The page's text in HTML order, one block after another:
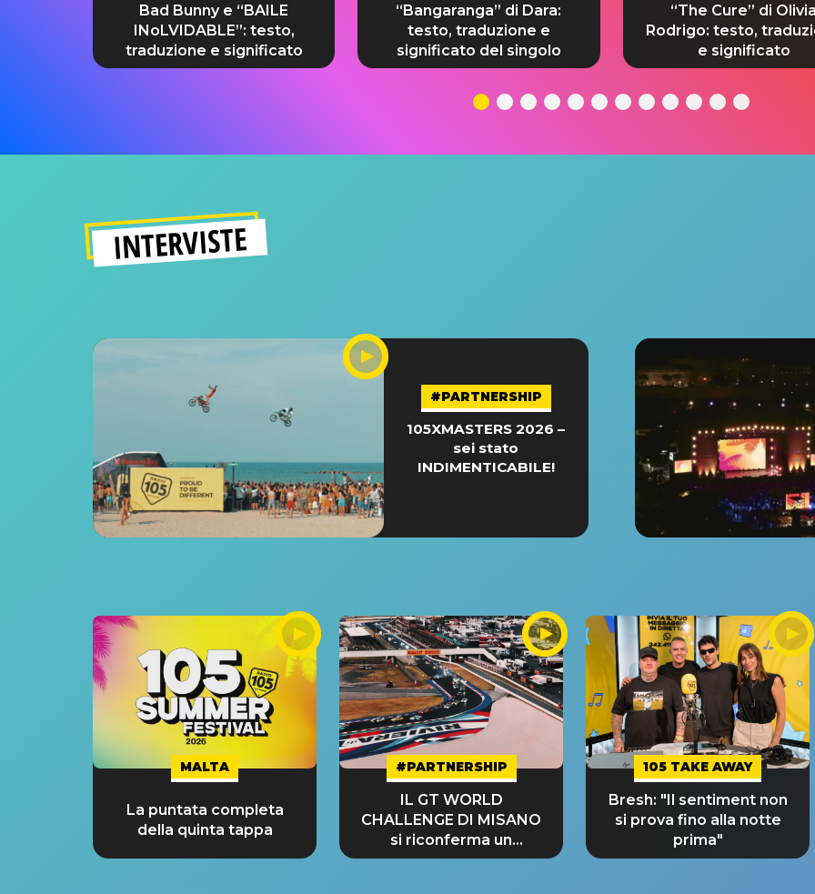
Bad Bunny e “BAILE
INoLVIDABLE”: testo,
traduzione e significato
“Bangaranga” di Dara:
testo, traduzione e
significato del singolo
“The Cure” di Olivia
Rodrigo: testo,
e significato
INTERVISTE
#PARTNERSHIP
105XMASTERS 2026 –
sei stato
INDIMENTICABILE!
MALTA
La puntata completa
della quinta tappa
#PARTNERSHIP
IL GT WORLD
CHALLENGE DI MISANO
si riconferma un
GRANDE SUCCESSO!
105 TAKE AWAY
Bresh: "Il sentiment non
si prova fino alla notte
prima"